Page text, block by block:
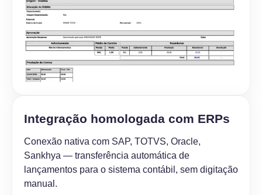
Integração homologada com ERPs
Conexão nativa com SAP, TOTVS, Oracle,
Sankhya — transferência automática de
lançamentos para o sistema contábil, sem digitação
manual.